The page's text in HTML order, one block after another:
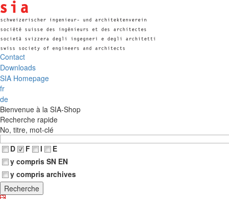
Contact
Downloads
SIA Homepage
fr
de
Bienvenue à la SIA-Shop
Recherche rapide
No, titre, mot-clé
D
F I
E
y compris SN EN
y compris archives